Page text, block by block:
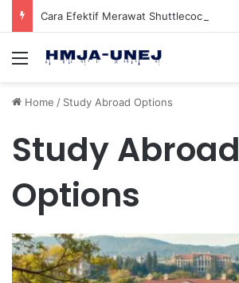
Menu
Home / Study Abroad Options
Study Abroad
Options